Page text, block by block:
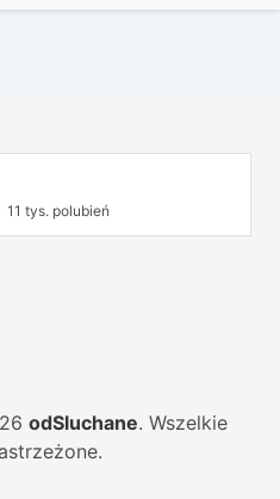
11 tys. polubień
odSluchane. Wszelkie